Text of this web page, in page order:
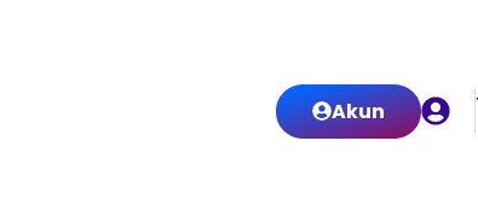
Akun